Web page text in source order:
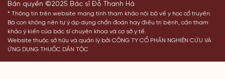
Bản quyền ©2025 Bác sĩ Đỗ Thanh Hà
* Thông tin trên website mang tính tham khảo nội bộ về y học cổ truyền.
Bà con không nên tự ý áp dụng chẩn đoán hay điều trị bệnh, cần tham
khảo ý kiến của bác sĩ chuyên khoa và cơ sở y tế.
Website thuộc sở hữu và quản lý bởi CÔNG TY CỔ PHẦN NGHIÊN CỨU VÀ
ỨNG DỤNG THUỐC DÂN TỘC